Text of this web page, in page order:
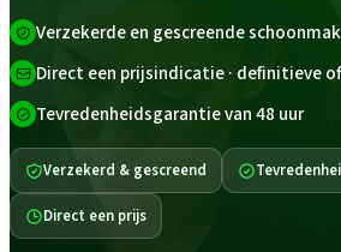
Verzekerde en gescreende
Direct een prijsindicatie · definitieve
Tevredenheidsgarantie van 48 uur
Verzekerd & gescreend
Direct een prijs